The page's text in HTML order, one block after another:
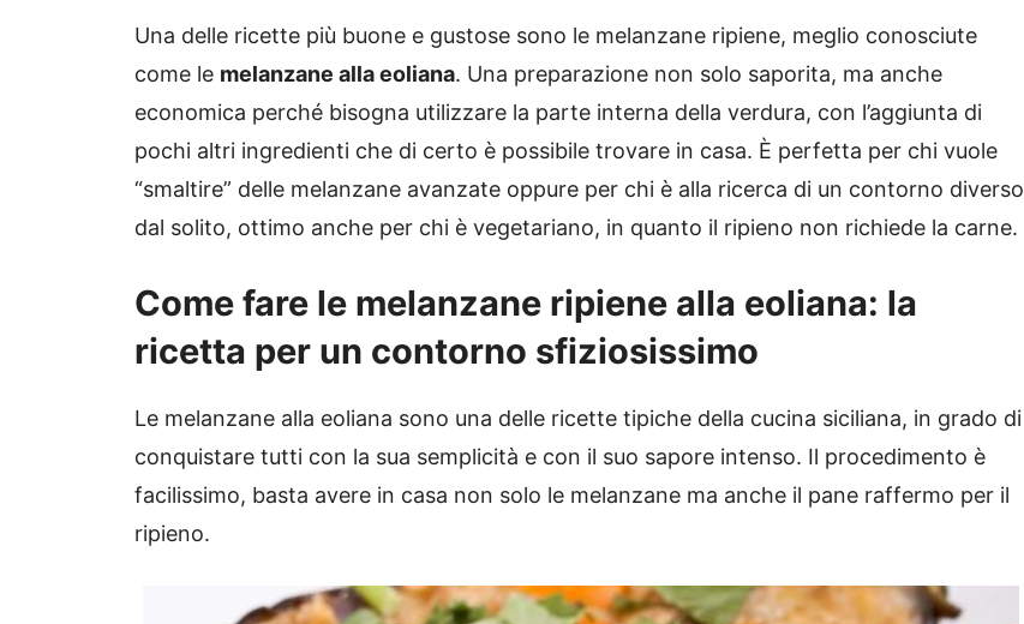
Una delle ricette più buone e gustose sono le melanzane ripiene, meglio conosciute
come le melanzane alla eoliana. Una preparazione non solo saporita, ma anche
economica perché bisogna utilizzare la parte interna della verdura, con l’aggiunta di
pochi altri ingredienti che di certo è possibile trovare in casa. È perfetta per chi vuole
“smaltire” delle melanzane avanzate oppure per chi è alla ricerca di un contorno diverso
dal solito, ottimo anche per chi è vegetariano, in quanto il ripieno non richiede la carne.
Come fare le melanzane ripiene alla eoliana: la
ricetta per un contorno sfiziosissimo
Le melanzane alla eoliana sono una delle ricette tipiche della cucina siciliana, in grado di
conquistare tutti con la sua semplicità e con il suo sapore intenso. Il procedimento è
facilissimo, basta avere in casa non solo le melanzane ma anche il pane raffermo per il
ripieno.